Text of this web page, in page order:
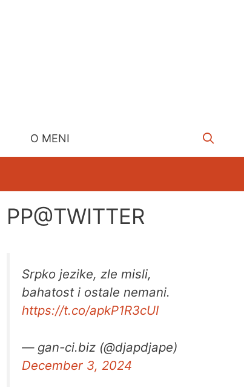
O MENI
PP@TWITTER
Srpko jezike, zle misli,
bahatost i ostale nemani.
https://t.co/apkP1R3cUI
— gan-ci.biz (@djapdjape)
December 3, 2024